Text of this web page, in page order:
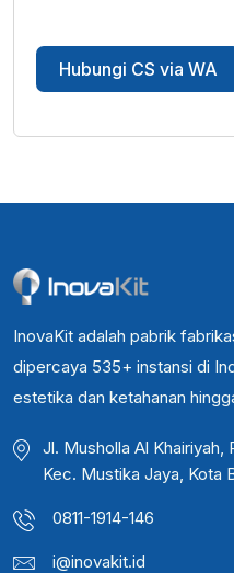
Hubungi CS via WA
InovaKit adalah pabrik
dipercaya 535+ instansi di
estetika dan ketahanan
Jl. Musholla Al Khairiyah,
Kec. Mustika Jaya, Kota
0811-1914-146
i@inovakit.id